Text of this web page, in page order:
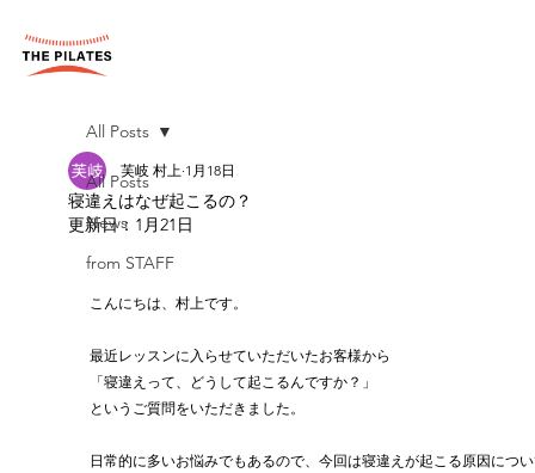
All Posts
News
from STAFF
All Posts
寝違えはなぜ起こるの？
芙岐 村上 1月18日
更新日： 1月21日
こんにちは、村上です。
最近レッスンに入らせていただいたお客様から
「寝違えって、どうして起こるんですか？」
というご質問をいただきました。
日常的に多いお悩みでもあるので、今回は寝違えが起こる原因につ